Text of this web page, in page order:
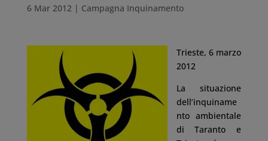
6 Mar 2012| Campagna Inquinamento
Trieste, 6 marzo
2012
La situazione
dell’inquiname
nto ambientale
di Taranto e